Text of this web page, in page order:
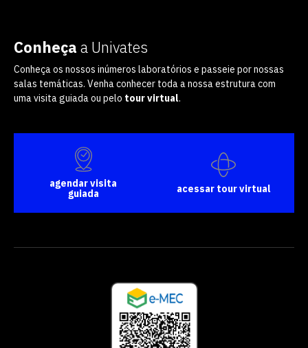
Conheça a Univates
Conheça os nossos inúmeros laboratórios e passeie por nossas
salas temáticas. Venha conhecer toda a nossa estrutura com
uma visita guiada ou pelo tour virtual.
agendar visita
guiada
acessar tour virtual